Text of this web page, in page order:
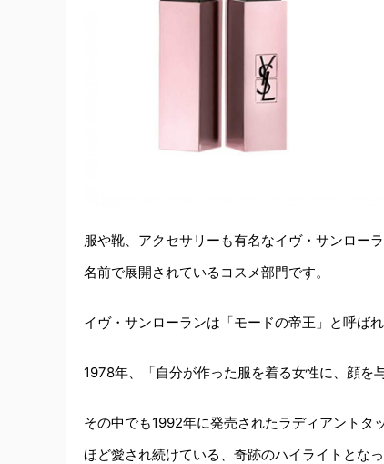
服や靴、アクセサリーも有名なイヴ・サンロー
名前で展開されているコスメ部門です。
イヴ・サンローランは「モードの帝王」と呼ば
1978年、「自分が作った服を着る女性に、顔を
その中でも1992年に発売されたラディアントタ
ほど愛され続けている、奇跡のハイライトとなっ